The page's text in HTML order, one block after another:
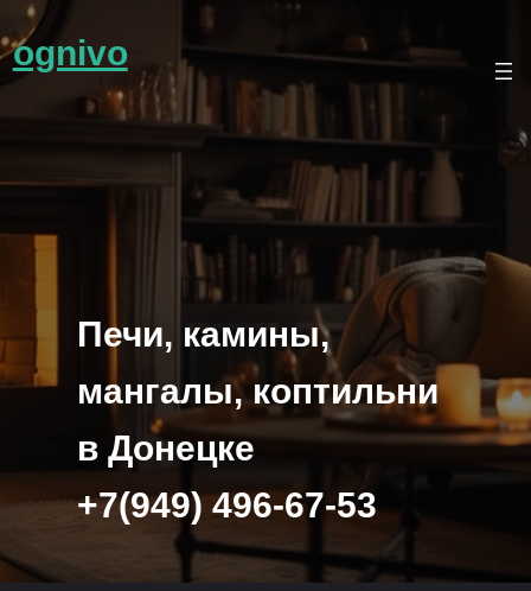
Skip
ognivo
Печи, камины,
мангалы, коптильни
в Донецке
+7(949) 496-67-53